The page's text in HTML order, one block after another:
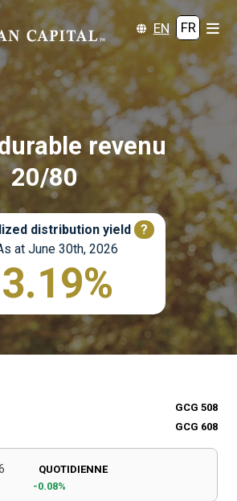
EN FR
revenu
20/80
distribution yield
?
at June 30th, 2026
3.19%
GCG 508
GCG 608
QUOTIDIENNE
-0.08%